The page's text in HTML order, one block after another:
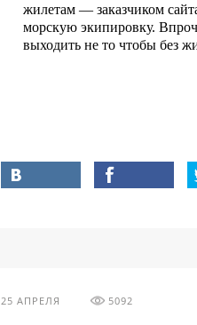
жилетам — заказчиком
морскую экипировку.
выходить не то чтобы без
25 АПРЕЛЯ 5092